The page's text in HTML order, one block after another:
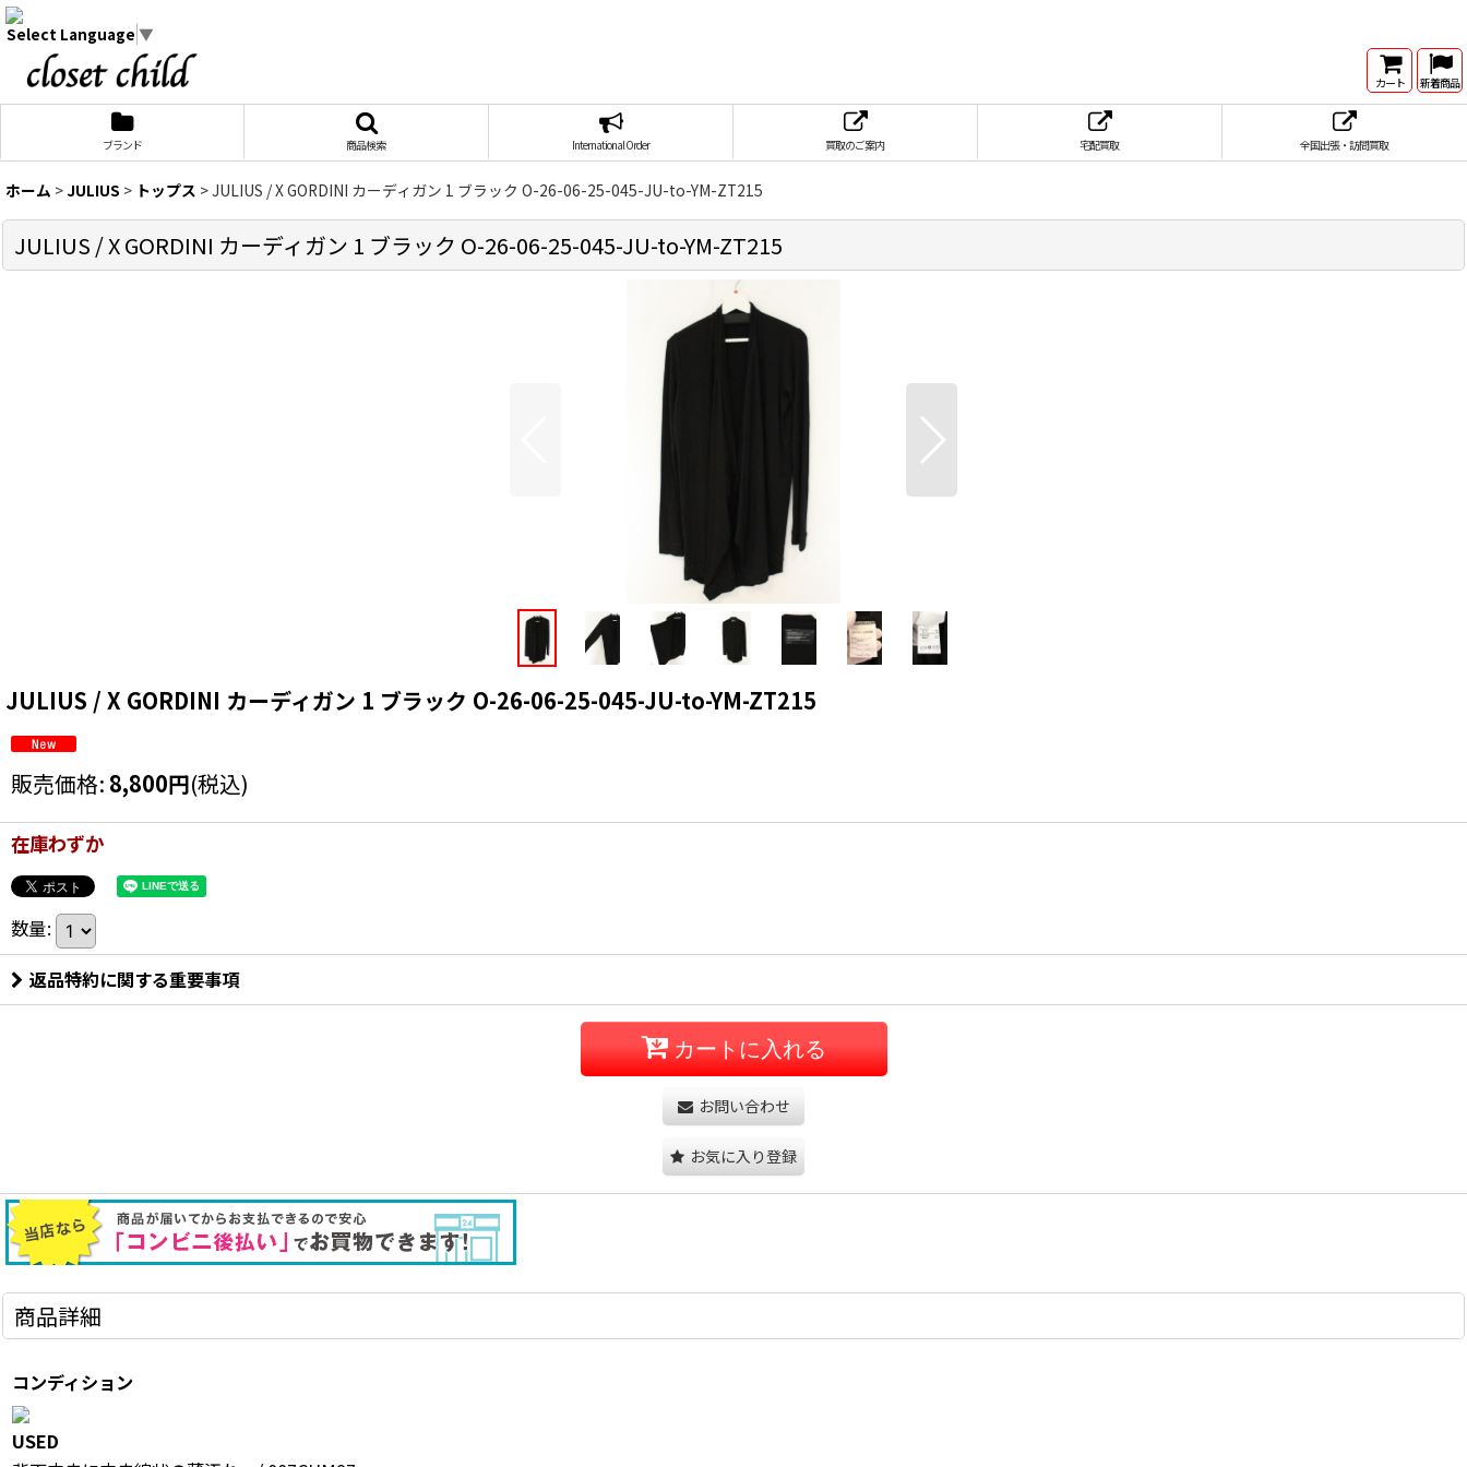
Select Language ▼
カート 新着商品
ブランド 商品検索 International Order 買取のご案内 宅配買取 全国出張・訪問買取
ホーム > JULIUS > トップス >JULIUS / X GORDINI カーディガン 1 ブラック O-26-06-25-045-JU-to-YM-ZT215
JULIUS / X GORDINI カーディガン 1 ブラック O-26-06-25-045-JU-to-YM-ZT215
JULIUS / X GORDINI カーディガン 1 ブラック O-26-06-25-045-JU-to-YM-ZT215
販売価格: 8,800円(税込)
在庫わずか
数量:
返品特約に関する重要事項
カートに入れる
お問い合わせ
お気に入り登録
商品詳細
コンディション
USED